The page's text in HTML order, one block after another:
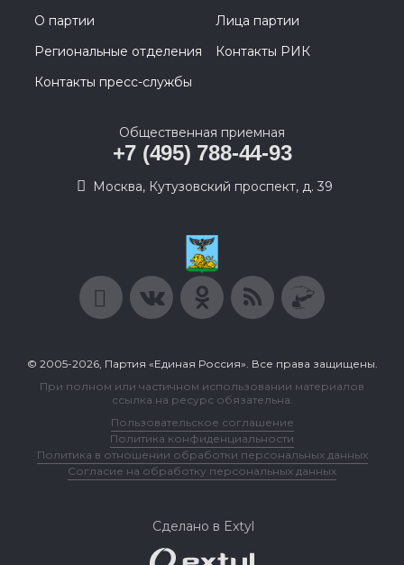
О партии
Лица партии
Региональные отделения
Контакты РИК
Контакты пресс-службы
Общественная приемная
+7 (495) 788-44-93
Москва, Кутузовский проспект, д. 39
© 2005-2026, Партия «Единая Россия». Все права защищены.
При полном или частичном использовании материалов
ссылка на ресурс обязательна.
Пользовательское соглашение
Политика конфиденциальности
Политика в отношении обработки персональных данных
Согласие на обработку персональных данных
Сделано в Extyl